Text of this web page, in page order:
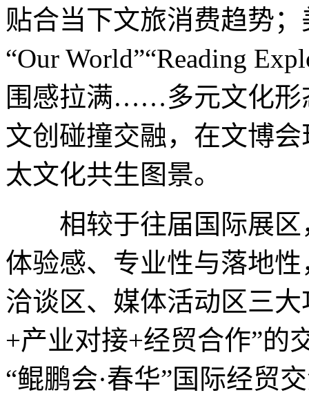
贴合当下文旅消费趋势
“Our World”“Reading
围感拉满……多元文化形
文创碰撞交融，在文博
太文化共生图景。
相较于往届国际展区
体验感、专业性与落地
洽谈区、媒体活动区三
+产业对接+经贸合作”的
“鲲鹏会·春华”国际经贸